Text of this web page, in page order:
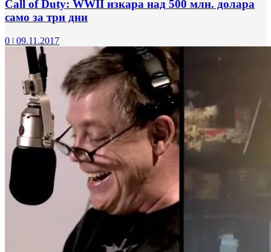
Call of Duty: WWII изкара над 500 млн. долара
само за три дни
0 | 09.11.2017